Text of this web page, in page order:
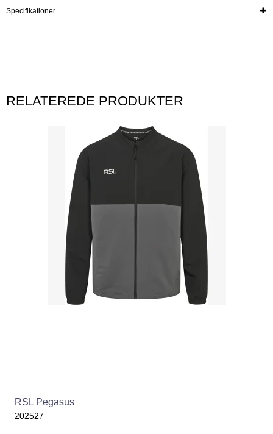
Specifikationer
RELATEREDE PRODUKTER
RSL Pegasus
202527